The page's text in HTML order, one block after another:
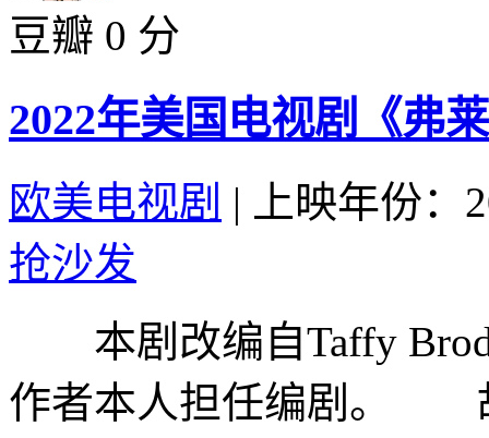
豆瓣 0 分
2022年美国电视剧《弗
欧美电视剧 |
上映年份：
抢沙发
本剧改编自Taffy
作者本人担任编剧。